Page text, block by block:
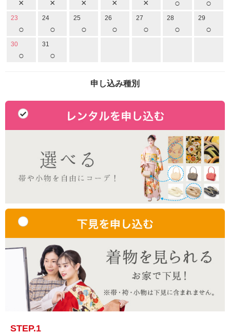
× × × × × ○ ○
23
○
24
○
25
○
26
○
27
○
28
○
29
○
30
○
31
○
申し込み種別
STEP.1